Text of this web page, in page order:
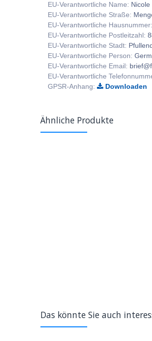
EU-Verantwortliche Name: Nicole
EU-Verantwortliche Straße:
EU-Verantwortliche Hausnummer:
EU-Verantwortliche Postleitzahl:
EU-Verantwortliche Stadt:
EU-Verantwortliche Person:
EU-Verantwortliche Email:
EU-Verantwortliche
GPSR-Anhang:
Downloaden
Ähnliche Produkte
Das könnte Sie auch